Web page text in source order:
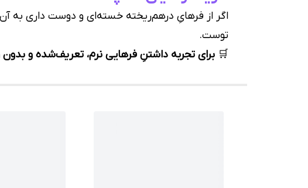
اگر از فرهایِ درهم‌ریخته خسته‌ای و دوست داری به
توست.
🛒 برای تجربه داشتنِ فرهایی نرم، تعریف‌شده و